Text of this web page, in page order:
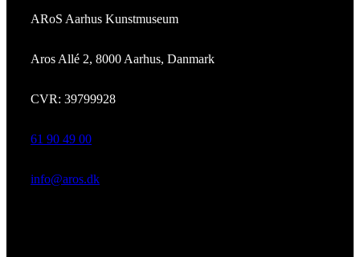
ARoS Aarhus Kunstmuseum
Aros Allé 2, 8000 Aarhus, Danmark
CVR: 39799928
61 90 49 00
info@aros.dk